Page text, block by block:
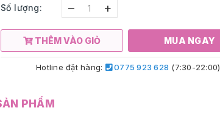
Số lượng: – +
THÊM VÀO GIỎ MUA NGAY
Hotline đặt hàng: 0775 923 628 (7:30-22:00)
PHẨM